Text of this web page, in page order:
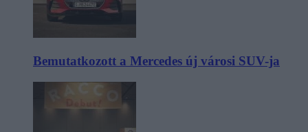
Bemutatkozott a Mercedes új városi SUV-ja